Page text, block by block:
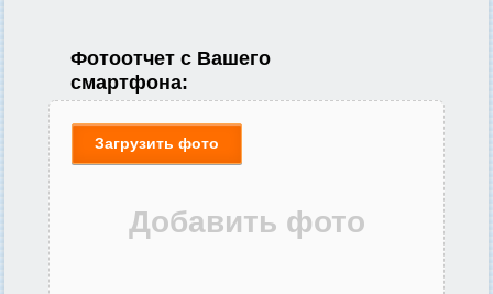
Фотоотчет с Вашего
смартфона:
Загрузить фото